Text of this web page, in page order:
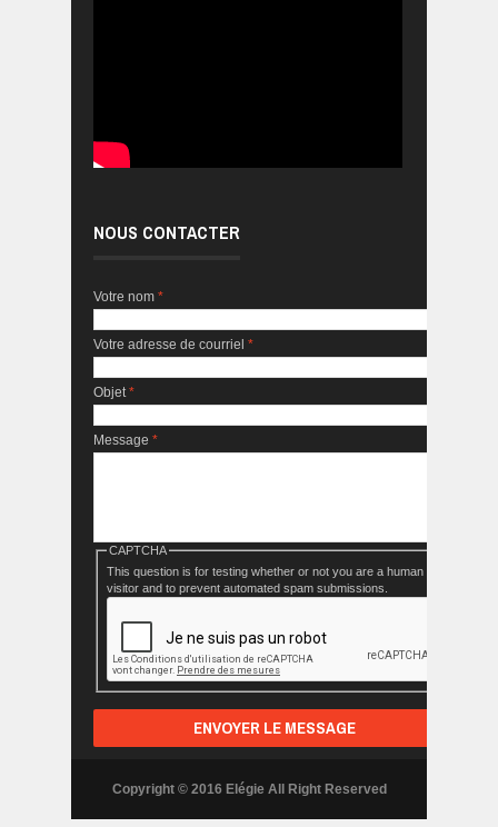
NOUS CONTACTER
Votre nom *
Votre adresse de courriel *
Objet *
Message *
CAPTCHA
This question is for testing whether or not you are a human
visitor and to prevent automated spam submissions.
Copyright © 2016 Elégie All Right Reserved